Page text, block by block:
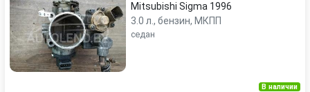
Mitsubishi Sigma 1996
3.0 л., бензин, МКПП
седан
В наличии